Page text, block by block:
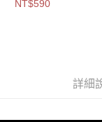
包-共4
NT$590
詳細